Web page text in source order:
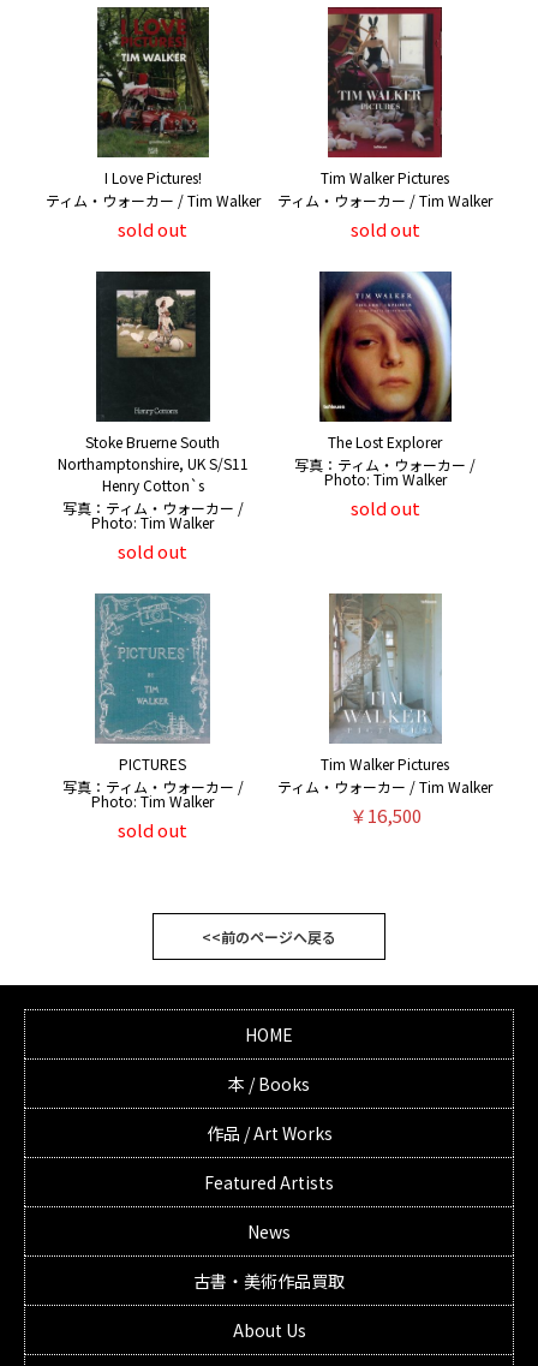
I Love Pictures!
ティム・ウォーカー / Tim Walker
sold out
Tim Walker Pictures
ティム・ウォーカー / Tim Walker
sold out
Stoke Bruerne South
Northamptonshire, UK S/S11
Henry Cotton`s
写真：ティム・ウォーカー /
Photo: Tim Walker
sold out
The Lost Explorer
写真：ティム・ウォーカー /
Photo: Tim Walker
sold out
PICTURES
写真：ティム・ウォーカー /
Photo: Tim Walker
sold out
Tim Walker Pictures
ティム・ウォーカー / Tim Walker
￥16,500
<<前のページへ戻る
HOME
本 / Books
作品 / Art Works
Featured Artists
News
古書・美術作品買取
About Us